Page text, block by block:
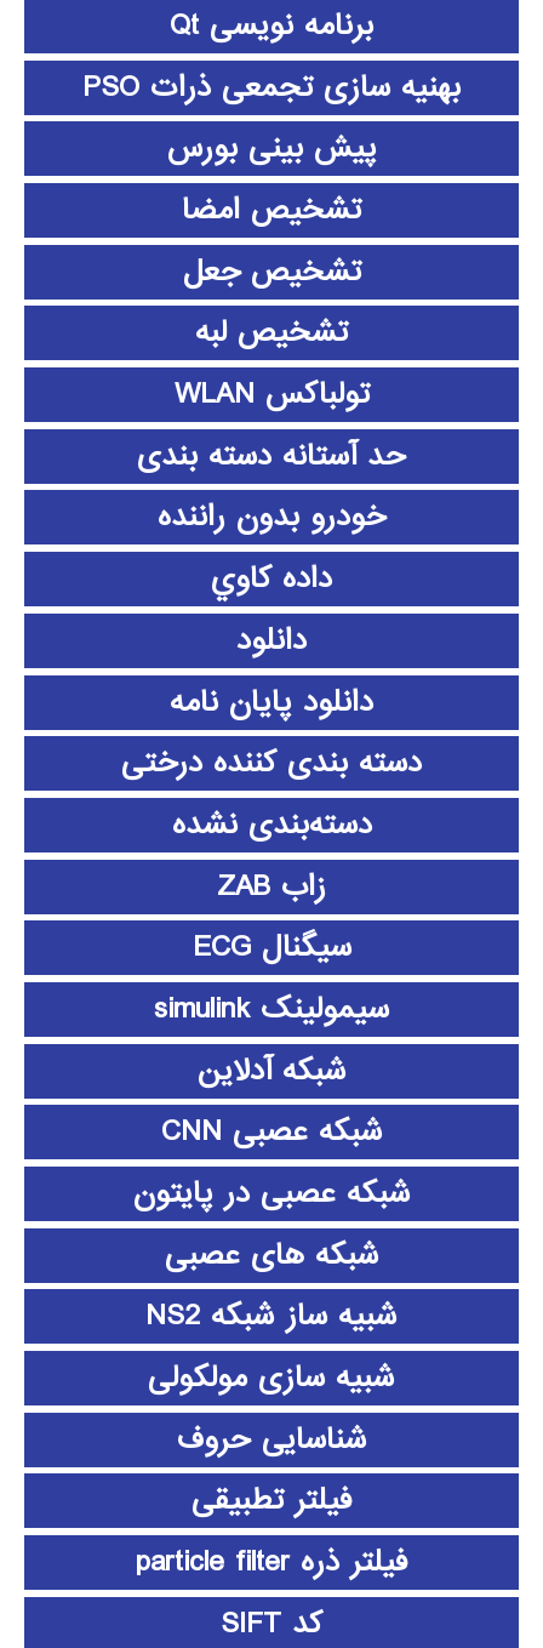
برنامه نویسی Qt
بهنیه سازی تجمعی ذرات PSO
پیش بینی بورس
تشخیص امضا
تشخیص جعل
تشخیص لبه
تولباکس WLAN
حد آستانه دسته بندی
خودرو بدون راننده
داده كاوي
دانلود
دانلود پايان نامه
دسته بندی کننده درختی
دسته‌بندی نشده
زاب ZAB
سیگنال ECG
سیمولینک simulink
شبکه آدلاین
شبکه عصبی CNN
شبکه عصبی در پایتون
شبکه های عصبی
شبیه ساز شبکه NS2
شبیه سازی مولکولی
شناسایی حروف
فیلتر تطبیقی
فیلتر ذره particle filter
کد SIFT